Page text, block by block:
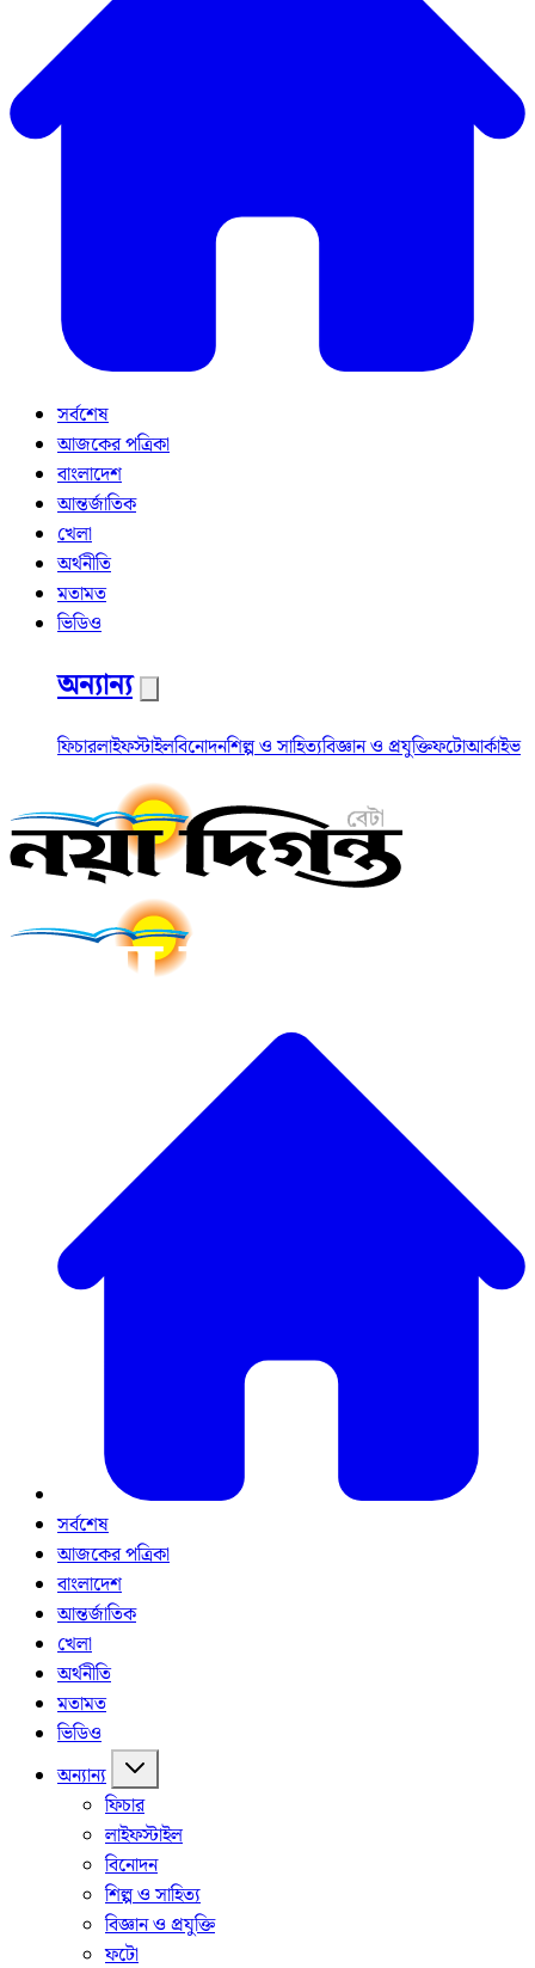
সর্বশেষ
আজকের পত্রিকা
বাংলাদেশ
আন্তর্জাতিক
খেলা
অর্থনীতি
মতামত
ভিডিও
অন্যান্য
ফিচারলাইফস্টাইলবিনোদনশিল্প ও সাহিত্যবিজ্ঞান ও প্রযুক্তিফটোআর্কাইভ
সর্বশেষ
আজকের পত্রিকা
বাংলাদেশ
আন্তর্জাতিক
খেলা
অর্থনীতি
মতামত
ভিডিও
অন্যান্য
ফিচার
লাইফস্টাইল
বিনোদন
শিল্প ও সাহিত্য
বিজ্ঞান ও প্রযুক্তি
ফটো